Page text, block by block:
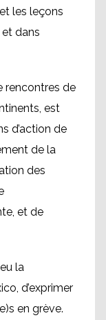
les leçons
dans
rencontres de
est
d’action de
de la
des
et de
la
d’exprimer
en grève.